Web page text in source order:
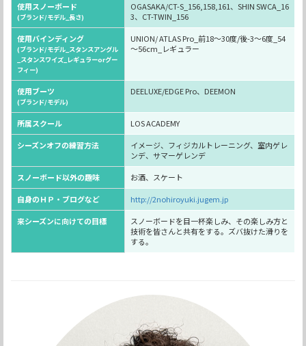
使用スノーボード
(ブランド/モデル_長さ)
OGASAKA/CT-S_156,158,161、SHIN SWCA_16
3、CT-TWIN_156
使用バインディング
(ブランド/モデル_スタンスアングル
_スタンスワイズ_レギュラーorグー
フィー)
UNION/ ATLAS Pro_前18～30度/後-3～6度_54
～56cm_レギュラー
使用ブーツ
(ブランド/モデル)
DEELUXE/EDGE Pro、DEEMON
所属スクール
LOS ACADEMY
シーズンオフの練習方法
イメージ、フィジカルトレーニング、室内ゲレ
ンデ、サマーゲレンデ
スノーボード以外の趣味
お酒、スケート
自身のＨＰ・ブログなど
http://2nohiroyuki.jugem.jp
来シーズンに向けての目標
スノーボードを目一杯楽しみ、その楽しみ方と
技術を皆さんと共有をする。ズバ抜けた滑りを
する。